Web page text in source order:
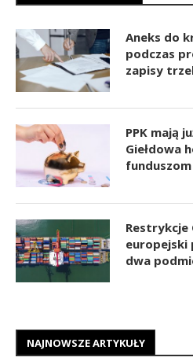
Aneks do
podczas
zapisy
PPK mają
Giełdowa
funduszom
Restrykcje
europejski
dwa
NAJNOWSZE ARTYKUŁY